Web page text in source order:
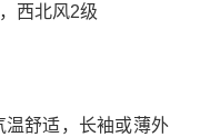
西北风2级
温舒适，长袖或薄外